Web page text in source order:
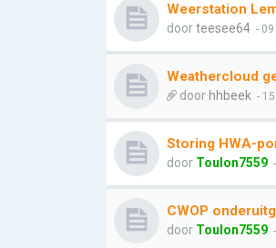
Weerstation
doorteesee64 -
Weathercloud
door hhbeek -
Storing HWA-
door Toulon7559
CWOP
door Toulon7559